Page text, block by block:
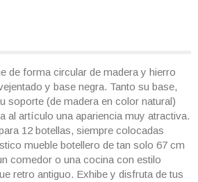
de forma circular de madera y hierro
y base negra. Tanto su base,
soporte (de madera en color natural)
al artículo una apariencia muy atractiva.
12 botellas, siempre colocadas
mueble botellero de tan solo 67 cm
comedor o una cocina con estilo
retro antiguo. Exhibe y disfruta de tus